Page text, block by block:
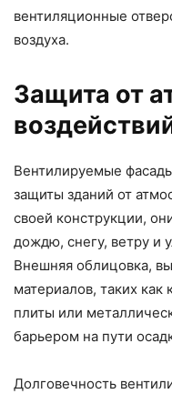
вентиляционные
воздуха.
Защита от
Вентилируемые
защиты зданий от
своей конструкции,
дождю, снегу, ветру и
Внешняя облицовка,
материалов, таких
плиты или
барьером на пути
Долговечность